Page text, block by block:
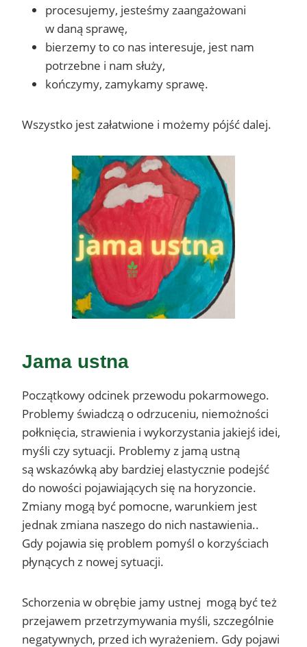
procesujemy, jesteśmy zaangażowani
w daną sprawę,
bierzemy to co nas interesuje, jest nam
potrzebne i nam służy,
kończymy, zamykamy sprawę.
Wszystko jest załatwione i możemy pójść dalej.
Jama ustna
Początkowy odcinek przewodu pokarmowego.
Problemy świadczą o odrzuceniu, niemożności
połknięcia, strawienia i wykorzystania jakiejś idei,
myśli czy sytuacji. Problemy z jamą ustną
są wskazówką aby bardziej elastycznie podejść
do nowości pojawiających się na horyzoncie.
Zmiany mogą być pomocne, warunkiem jest
jednak zmiana naszego do nich nastawienia..
Gdy pojawia się problem pomyśl o korzyściach
płynących z nowej sytuacji.
Schorzenia w obrębie jamy ustnej mogą być też
przejawem przetrzymywania myśli, szczególnie
negatywnych, przed ich wyrażeniem. Gdy pojawi